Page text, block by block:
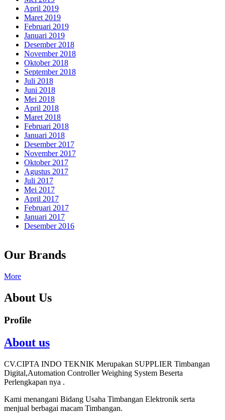
April 2019
Maret 2019
Februari 2019
Januari 2019
Desember 2018
November 2018
Oktober 2018
September 2018
Juli 2018
Juni 2018
Mei 2018
April 2018
Maret 2018
Februari 2018
Januari 2018
Desember 2017
November 2017
Oktober 2017
Agustus 2017
Juli 2017
Mei 2017
April 2017
Februari 2017
Januari 2017
Desember 2016
Our Brands
More
About Us
Profile
About us
CV.CIPTA INDO TEKNIK Merupakan SUPPLIER Timbangan
Digital,Automation Controller Weighing System Beserta
Perlengkapan nya .
Kami menangani Bidang Usaha Timbangan Elektronik serta
menjual berbagai macam Timbangan.